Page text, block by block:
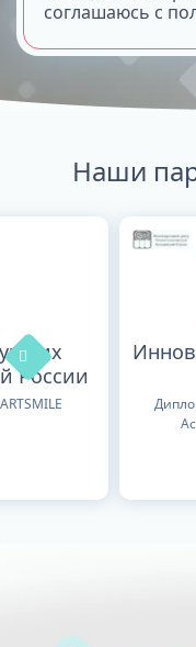
соглашаюсь с
Наши
России